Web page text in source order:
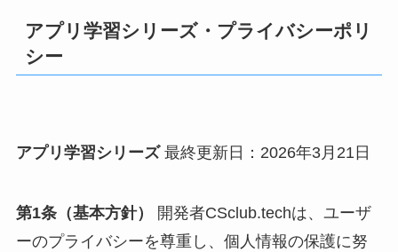
アプリ学習シリーズ・プライバシーポリ
シー
アプリ学習シリーズ最終更新日：2026年3月21日
第1条（基本方針）
開発者CSclub.techは、ユーザ
ーのプライバシーを尊重し、個人情報の保護に努